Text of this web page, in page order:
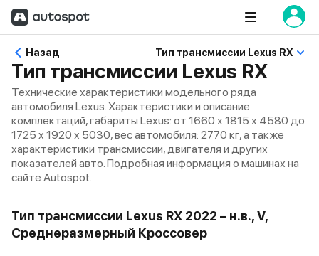
Назад Тип трансмиссии Lexus RX
Тип трансмиссии Lexus RX
Технические характеристики модельного ряда
автомобиля Lexus. Характеристики и описание
комплектаций, габариты Lexus: от 1660 x 1815 x 4580 до
1725 x 1920 x 5030, вес автомобиля: 2770 кг, а также
характеристики трансмиссии, двигателя и других
показателей авто. Подробная информация о машинах на
сайте Autospot.
Тип трансмиссии Lexus RX 2022 – н.в., V,
Среднеразмерный Кроссовер